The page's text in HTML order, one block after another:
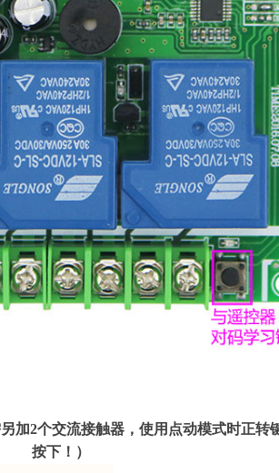
加2个交流接触器，使用点动模式时正转
按下！）